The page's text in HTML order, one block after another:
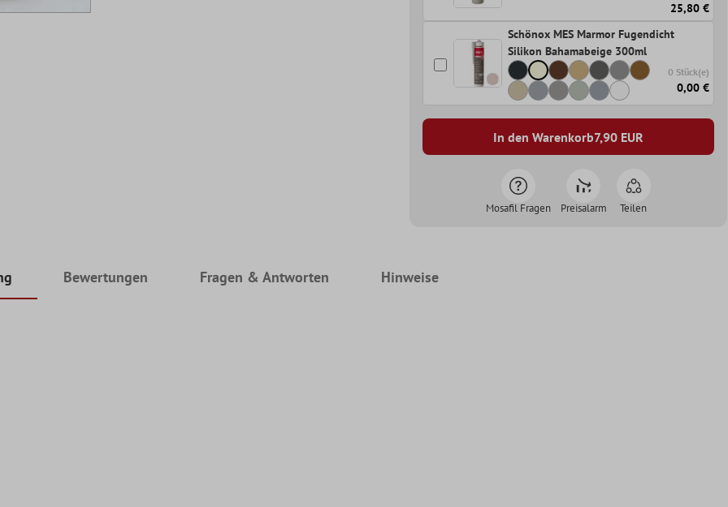
25,80 €
Schönox MES Marmor Fugendicht
Silikon Bahamabeige 300ml
0 Stück(e)
0,00 €
In den Warenkorb7,90EUR
Mosafil Fragen Preisalarm Teilen
Bewertungen Fragen & Antworten Hinweise